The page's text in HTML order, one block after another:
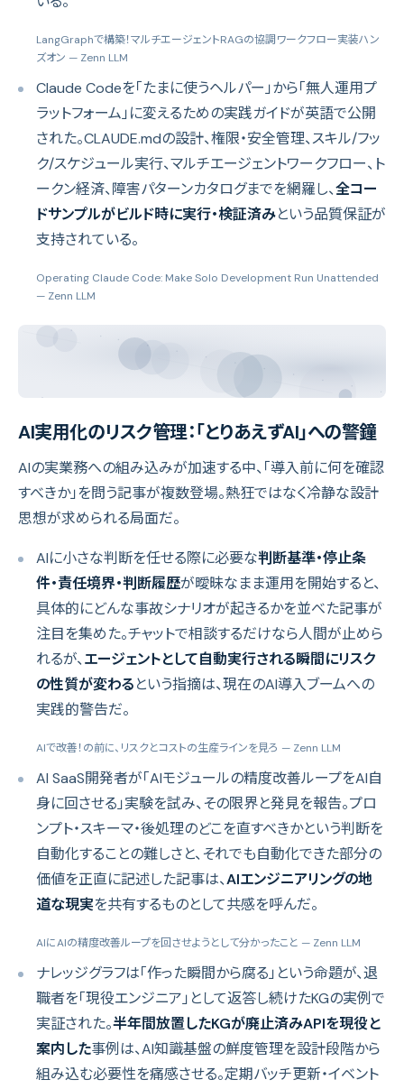
LangGraphで構築！マルチエージェントRAGの協調ワークフロー実装ハン
ズオン — Zenn LLM
Claude Codeを「たまに使うヘルパー」から「無人運用プ
ラットフォーム」に変えるための実践ガイドが英語で公開
された。CLAUDE.mdの設計、権限・安全管理、スキル/フッ
ク/スケジュール実行、マルチエージェントワークフロー、ト
ークン経済、障害パターンカタログまでを網羅し、全コー
ドサンプルがビルド時に実行・検証済みという品質保証が
支持されている。
Operating Claude Code: Make Solo Development Run Unattended
— Zenn LLM
AI実用化のリスク管理：「とりあえずAI」への警鐘
AIの実業務への組み込みが加速する中、「導入前に何を確認
すべきか」を問う記事が複数登場。熱狂ではなく冷静な設計
思想が求められる局面だ。
AIに小さな判断を任せる際に必要な判断基準・停止条
件・責任境界・判断履歴が曖昧なまま運用を開始すると、
具体的にどんな事故シナリオが起きるかを並べた記事が
注目を集めた。チャットで相談するだけなら人間が止めら
れるが、エージェントとして自動実行される瞬間にリスク
の性質が変わるという指摘は、現在のAI導入ブームへの
実践的警告だ。
AIで改善！の前に、リスクとコストの生産ラインを見ろ — Zenn LLM
AI SaaS開発者が「AIモジュールの精度改善ループをAI自
身に回させる」実験を試み、その限界と発見を報告。プロ
ンプト・スキーマ・後処理のどこを直すべきかという判断を
自動化することの難しさと、それでも自動化できた部分の
価値を正直に記述した記事は、AIエンジニアリングの地
道な現実を共有するものとして共感を呼んだ。
AIにAIの精度改善ループを回させようとして分かったこと — Zenn LLM
ナレッジグラフは「作った瞬間から腐る」という命題が、退
職者を「現役エンジニア」として返答し続けたKGの実例で
実証された。半年間放置したKGが廃止済みAPIを現役と
案内した事例は、AI知識基盤の鮮度管理を設計段階から
組み込む必要性を痛感させる。定期バッチ更新・イベント